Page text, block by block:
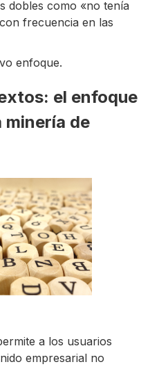
dobles como «no tenía
frecuencia en las
enfoque.
el enfoque
minería de
a los usuarios
empresarial no